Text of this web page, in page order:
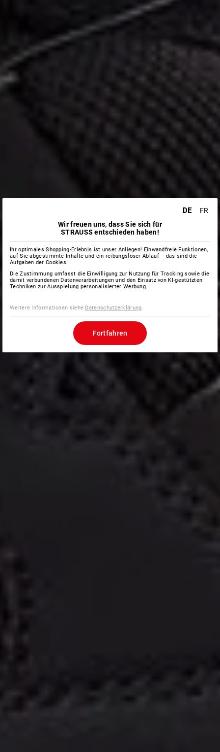
DE
FR
Wir freuen uns, dass Sie sich für
STRAUSS entschieden haben!
Ihr optimales Shopping-Erlebnis ist unser Anliegen! Einwandfreie Funktionen,
auf Sie abgestimmte Inhalte und ein reibungsloser Ablauf – das sind die
Aufgaben der Cookies.
Die Zustimmung umfasst die Einwilligung zur Nutzung für Tracking sowie die
damit verbundenen Datenverarbeitungen und den Einsatz von KI-gestützten
Techniken zur Ausspielung personalisierter Werbung.
Weitere Informationen siehe Datenschutzerklärung.
Fortfahren